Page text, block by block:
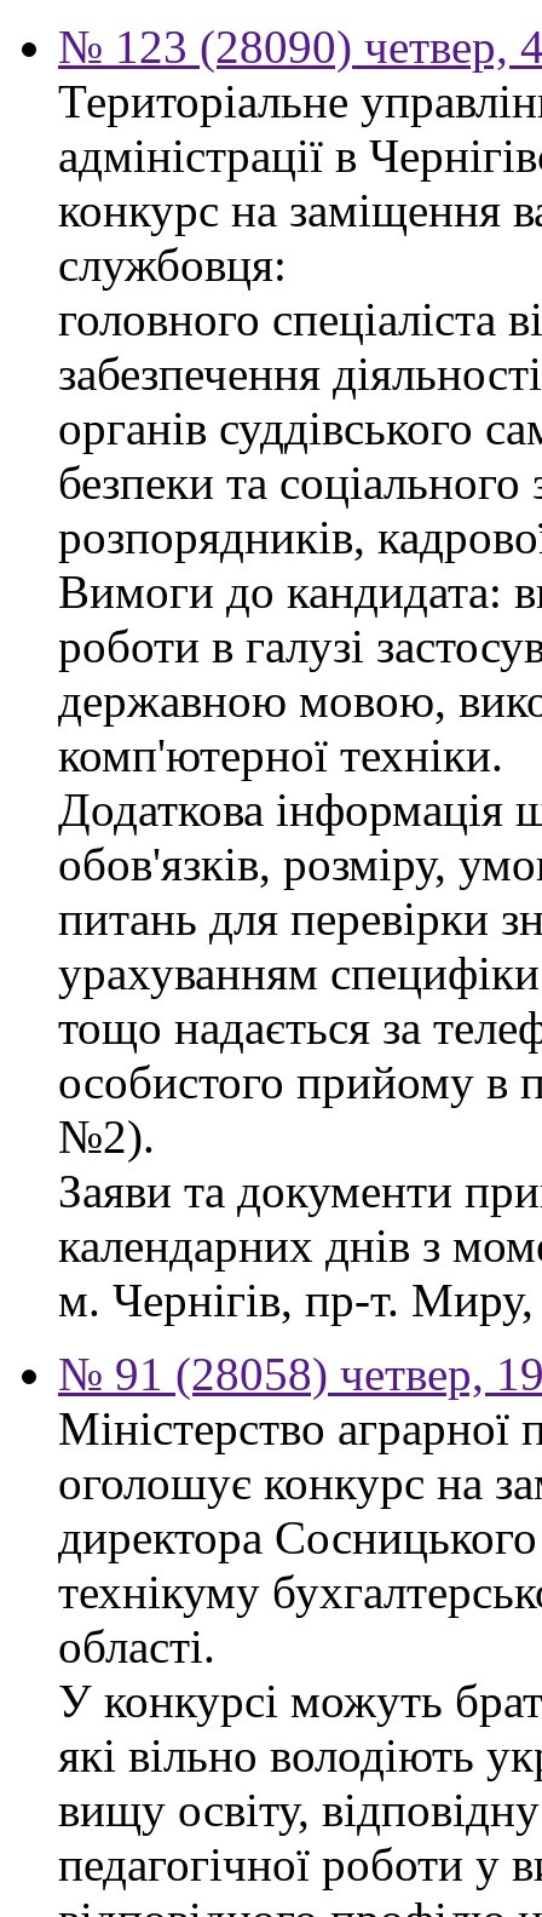
№ 123 (28090) четвер,
Територіальне
адміністрації в
конкурс на заміщення
службовця:
головного спеціаліста
забезпечення
органів суддівського
безпеки та
розпорядників,
Вимоги до кандидата:
роботи в галузі
державною мовою,
комп'ютерної техніки.
Додаткова інформація
обов'язків, розміру,
питань для перевірки
урахуванням
тощо надається за
особистого прийому в
№2).
Заяви та документи
календарних днів з
м. Чернігів, пр-т.
№ 91 (28058) четвер,
Міністерство аграрної
оголошує конкурс на
директора Сосницького
технікуму
області.
У конкурсі можуть
які вільно володіють
вищу освіту,
педагогічної роботи у